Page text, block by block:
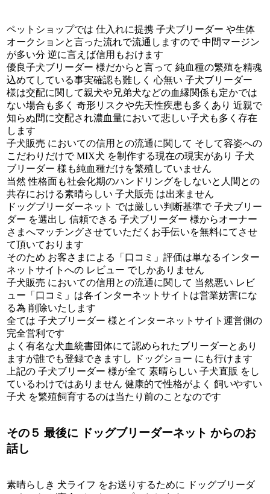
ペットショップでは 仕入れに提携 子犬ブリーダー や生体
オークションと言った流れで流通しますので 中間マージン
が多い分 逆に言えば信用もおけます
優良子犬ブリーダー 様だからと言って 純血種の繁殖を精魂
込めてしている事実確認も難しく 心無い 子犬ブリーダー
様は交配に関して親犬や兄弟犬などの血縁関係も定かでは
ない場合も多く 奇形リスクや先天性疾患も多くあり 近親で
知らぬ間に交配され濃血量において悲しい子犬も多く存在
します
子犬販売 においての信用との流通に関して そして容姿への
こだわりだけで MIX犬 を制作する現在の現実があり 子犬
ブリーダー 様も純血種だけを繁殖していません
当然 性格面も社会化期のハンドリングをしないと人間との
共存における素晴らしい 子犬販売 は出来ません
ドッグブリーダーネット では厳しい判断基準で 子犬ブリー
ダー を選出し 信頼できる 子犬ブリーダー 様からオーナー
さまへマッチングさせていただくお手伝いを無料にてさせ
て頂いております
そのため お客さまによる「口コミ」評価は単なるインター
ネットサイトへの レビュー でしかありません
子犬販売 においての信用との流通に関して 当然悪い レビ
ュー「口コミ」は各インターネットサイトは営業妨害にな
る為 削除いたします
全ては 子犬ブリーダー 様とインターネットサイト運営側の
完全営利です
よく有名な犬血統書団体にて認められたブリーダーとあり
ますが誰でも登録できますし ドッグショー にも行けます
上記の 子犬ブリーダー 様が全て 素晴らしい 子犬直販 をし
ているわけではありません 健康的で性格がよく 飼いやすい
子犬 を繁殖飼育するのは当たり前のことなのです
その５ 最後に ドッグブリーダーネット からのお
話し
素晴らしき 犬ライフ をお送りするために ドッグブリーダ